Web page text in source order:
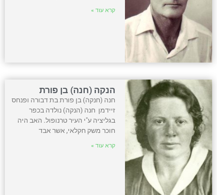
קרא עוד »
הנקה (חנה) בן פורת
חנה (חנקה) בן פורת בת דבורה ופנחס
זיידמן חנה (הנקה) נולדה בכפר
בגליציה ע"י העיר טרנופול. האב היה
חוכר משק חקלאי, אשר אבד
קרא עוד »